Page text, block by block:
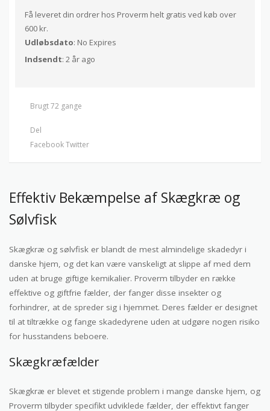
Få leveret din ordrer hos Proverm helt gratis ved køb over
600 kr.
Udløbsdato: No Expires
Indsendt: 2 år ago
Brugt 72 gange
Del
FacebookTwitter
Effektiv Bekæmpelse af Skægkræ og
Sølvfisk
Skægkræ og sølvfisk er blandt de mest almindelige skadedyr i
danske hjem, og det kan være vanskeligt at slippe af med dem
uden at bruge giftige kemikalier. Proverm tilbyder en række
effektive og giftfrie fælder, der fanger disse insekter og
forhindrer, at de spreder sig i hjemmet. Deres fælder er designet
til at tiltrække og fange skadedyrene uden at udgøre nogen risiko
for husstandens beboere.
Skægkræfælder
Skægkræ er blevet et stigende problem i mange danske hjem, og
Proverm tilbyder specifikt udviklede fælder, der effektivt fanger